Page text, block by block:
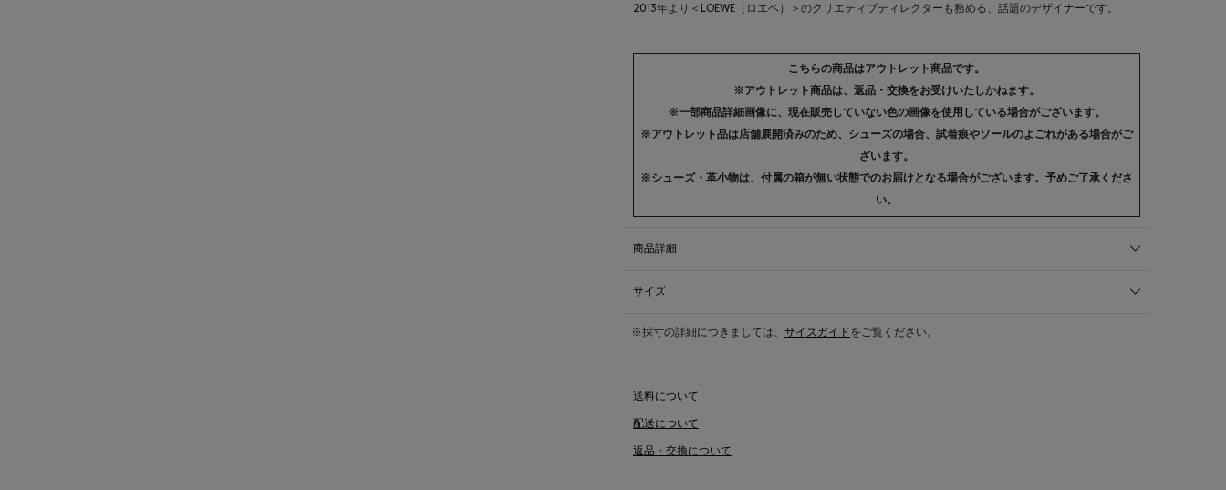
2013年より＜LOEWE（ロエベ）＞のクリエティブディレクターも務める、話題のデザイナーです。
こちらの商品はアウトレット商品です。
※アウトレット商品は、返品・交換をお受けいたしかねます。
※一部商品詳細画像に、現在販売していない色の画像を使用している場合がございます。
※アウトレット品は店舗展開済みのため、シューズの場合、試着痕やソールのよごれがある場合がご
ざいます。
※シューズ・革小物は、付属の箱が無い状態でのお届けとなる場合がございます。予めご了承くださ
い。
商品詳細
サイズ
※採寸の詳細につきましては、 サイズガイドをご覧ください。
送料について
配送について
返品・交換について